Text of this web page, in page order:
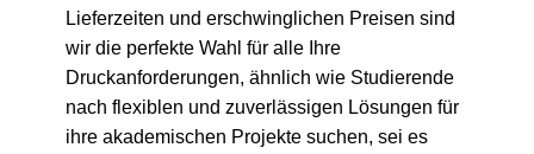
Lieferzeiten und erschwinglichen Preisen sind
wir die perfekte Wahl für alle Ihre
Druckanforderungen, ähnlich wie Studierende
nach flexiblen und zuverlässigen Lösungen für
ihre akademischen Projekte suchen, sei es